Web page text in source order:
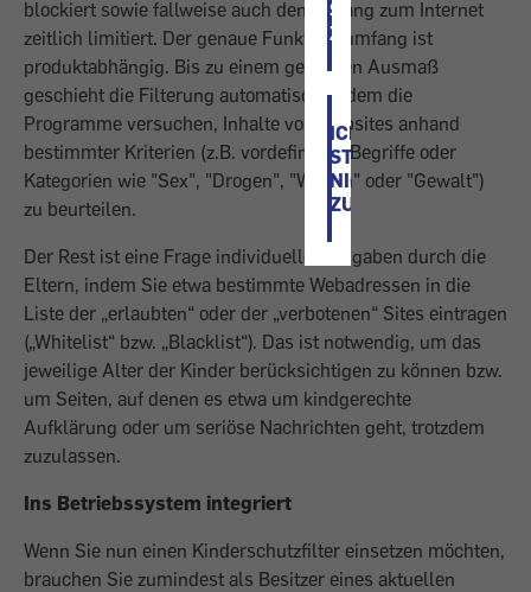
STIMME
ZU
ICH
STIMME
NICHT
ZU
blockiert sowie fallweise auch den Zugang zum Internet
zeitlich limitiert. Der genaue Funktionsumfang ist
produktabhängig. Bis zu einem gewissen Ausmaß
geschieht die Filterung automatisch, indem die
Programme versuchen, Inhalte von Websites anhand
bestimmter Kriterien (z.B. vordefinierte Begriffe oder
Kategorien wie "Sex", "Drogen", "Waffen" oder "Gewalt")
zu beurteilen.
Der Rest ist eine Frage individueller Eingaben durch die
Eltern, indem Sie etwa bestimmte Webadressen in die
Liste der „erlaubten“ oder der „verbotenen“ Sites eintragen
(„Whitelist“ bzw. „Blacklist“). Das ist notwendig, um das
jeweilige Alter der Kinder berücksichtigen zu können bzw.
um Seiten, auf denen es etwa um kindgerechte
Aufklärung oder um seriöse Nachrichten geht, trotzdem
zuzulassen.
Ins Betriebssystem integriert
Wenn Sie nun einen Kinderschutzfilter einsetzen möchten,
brauchen Sie zumindest als Besitzer eines aktuellen